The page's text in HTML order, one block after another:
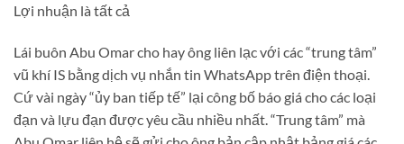
Lợi nhuận là tất cả
Lái buôn Abu Omar cho hay ông liên lạc với các “trung tâm”
vũ khí IS bằng dịch vụ nhắn tin WhatsApp trên điện thoại.
Cứ vài ngày “ủy ban tiếp tế” lại công bố báo giá cho các loại
đạn và lựu đạn được yêu cầu nhiều nhất. “Trung tâm” mà